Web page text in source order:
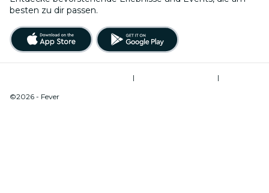
besten zu dir passen.
|
|
©2026 - Fever